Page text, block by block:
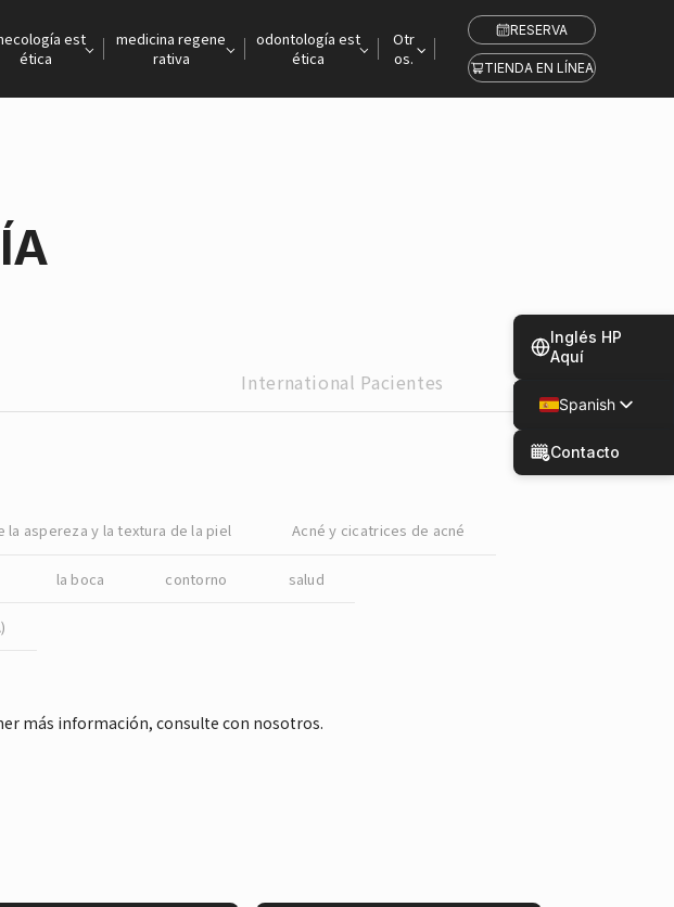
est
ética
medicina regene
rativa
odontología est
ética
Otr
os.
RESERVA
TIENDA EN LÍNEA
International Pacientes
la aspereza y la textura de la piel Acné y cicatrices de acné
la boca contorno salud
más información, consulte con nosotros.
Inglés HP
Aquí
Spanish
Chinese
Contacto